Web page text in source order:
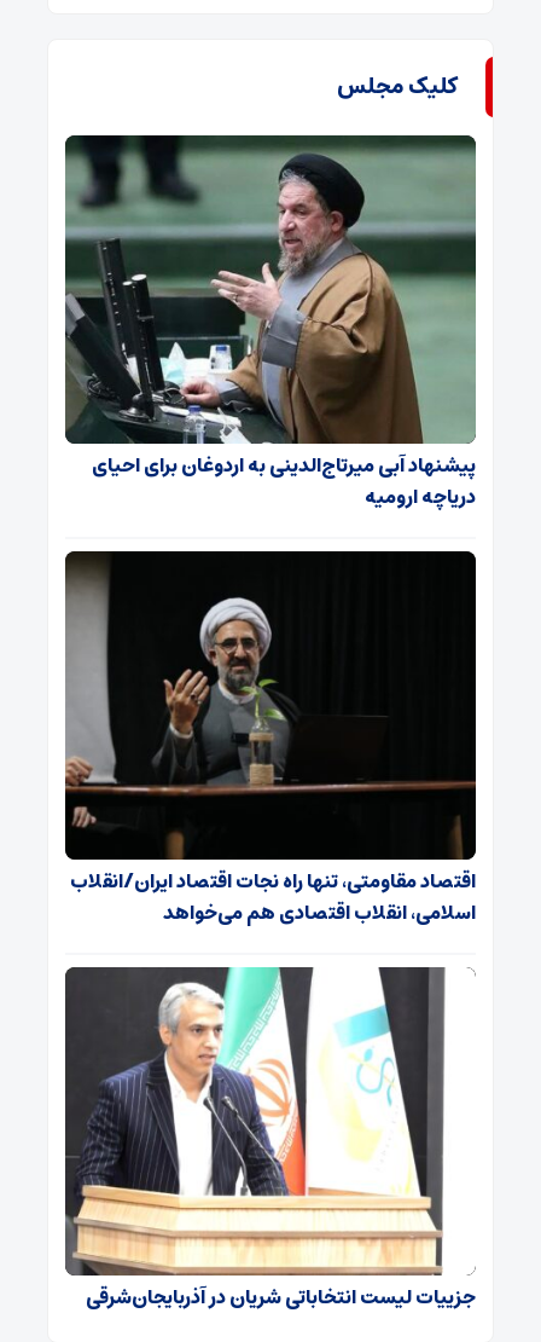
کلیک مجلس
پیشنهاد آبی میرتاج‌الدینی‌ به اردوغان برای احیای
دریاچه ارومیه
اقتصاد مقاومتی، تنها راه نجات اقتصاد ایران/انقلاب
اسلامی، انقلاب اقتصادی هم می‌خواهد
جزییات لیست انتخاباتی شریان در آذربایجان‌شرقی